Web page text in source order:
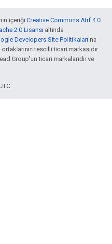
içeriği Creative Commons Atıf 4.0
2.0 Lisansı altında
Developers Site Politikaları'na
tescilli ticari markasıdır.
Group'un ticari markalarıdır ve